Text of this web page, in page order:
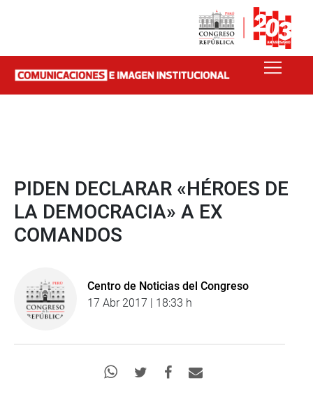
PIDEN DECLARAR «HÉROES DE
LA DEMOCRACIA» A EX
COMANDOS
Centro de Noticias del Congreso
17 Abr 2017 | 18:33 h